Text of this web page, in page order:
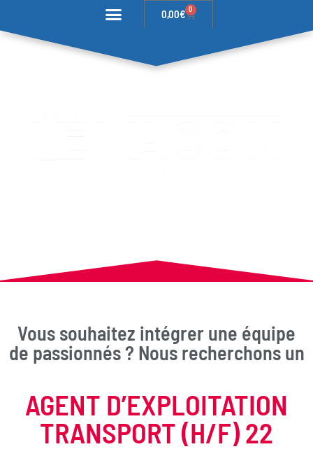
0,00€ 0
Vous souhaitez intégrer une équipe
de passionnés ? Nous recherchons un
AGENT D’EXPLOITATION
TRANSPORT (H/F) 22